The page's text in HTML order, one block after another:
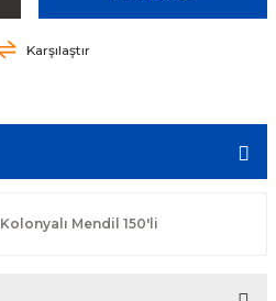
Karşılaştır
Kolonyalı Mendil 150'li